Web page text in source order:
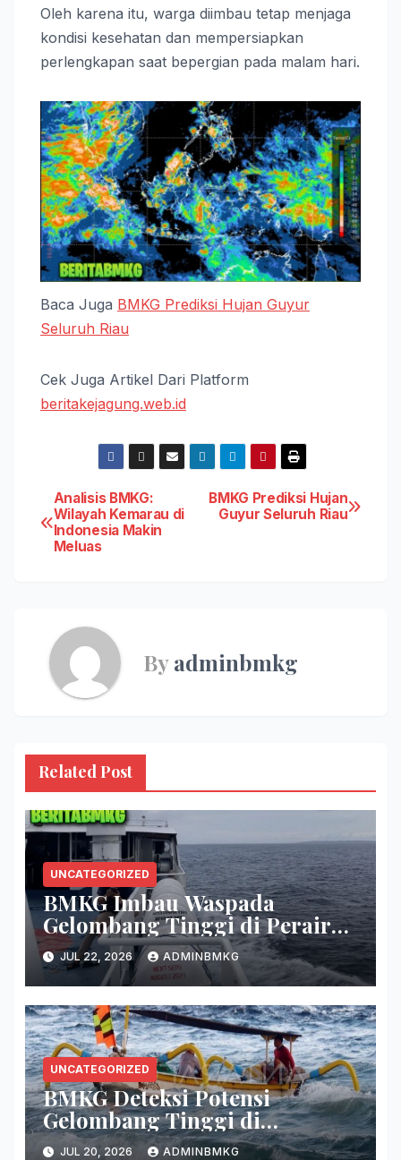
Oleh karena itu, warga diimbau tetap menjaga
kondisi kesehatan dan mempersiapkan
perlengkapan saat bepergian pada malam hari.
Baca Juga BMKG Prediksi Hujan Guyur
Seluruh Riau
Cek Juga Artikel Dari Platform
beritakejagung.web.id
Post
navigation
BMKG Prediksi Hujan
Guyur Seluruh Riau
Analisis BMKG:
Wilayah Kemarau di
Indonesia Makin
Meluas
Byadminbmkg
Related Post
UNCATEGORIZED
BMKG Imbau Waspada
Gelombang Tinggi di Perairan
Sultra
JUL 22, 2026 ADMINBMKG
UNCATEGORIZED
BMKG Deteksi Potensi
Gelombang Tinggi di
Persenjataan
JUL 20, 2026 ADMINBMKG